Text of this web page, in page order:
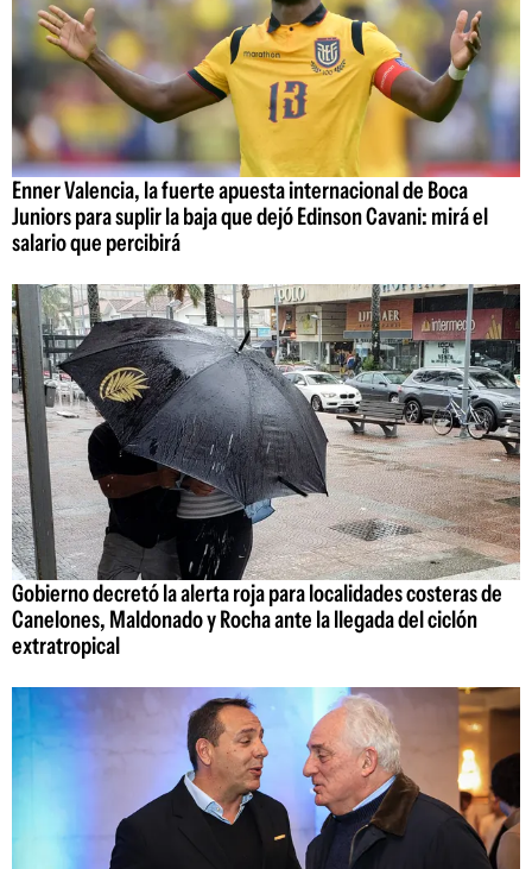
Enner Valencia, la fuerte apuesta internacional de Boca
Juniors para suplir la baja que dejó Edinson Cavani: mirá el
salario que percibirá
Gobierno decretó la alerta roja para localidades costeras de
Canelones, Maldonado y Rocha ante la llegada del ciclón
extratropical